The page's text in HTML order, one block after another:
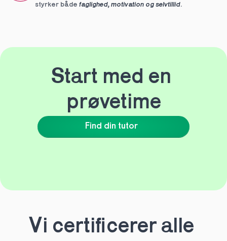
styrker både faglighed, motivation og selvtillid.
Find din tutor
Start med en
prøvetime
Vi certificerer alle